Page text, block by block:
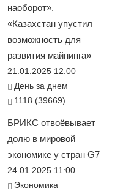
наоборот».
«Казахстан упустил
возможность для
развития майнинга»
21.01.2025 12:00
День за днем
1118 (39669)
БРИКС отвоёвывает
долю в мировой
экономике у стран G7
24.01.2025 11:00
Экономика